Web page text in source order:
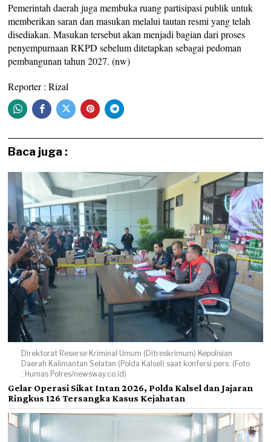
Pemerintah daerah juga membuka ruang partisipasi publik untuk
memberikan saran dan masukan melalui tautan resmi yang telah
disediakan. Masukan tersebut akan menjadi bagian dari proses
penyempurnaan RKPD sebelum ditetapkan sebagai pedoman
pembangunan tahun 2027. (nw)
Reporter : Rizal
Baca juga :
Direktorat Reserse Kriminal Umum (Ditreskrimum) Kepolisian
Daerah Kalimantan Selatan (Polda Kalsel) saat konfersi pers. (Foto
: Humas Polres/newsway.co.id)
Gelar Operasi Sikat Intan 2026, Polda Kalsel dan Jajaran
Ringkus 126 Tersangka Kasus Kejahatan